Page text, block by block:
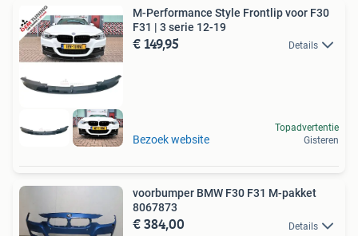
M-Performance Style Frontlip voor F30
F31 | 3 serie 12-19
€ 149,95 Details
Bezoek website
Topadvertentie
Gisteren
voorbumper BMW F30 F31 M-pakket
8067873
€ 384,00 Details